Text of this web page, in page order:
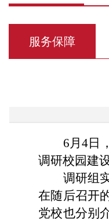
服务保障
6月4日
调研校园建
调研组
在随后召开
党校也分别